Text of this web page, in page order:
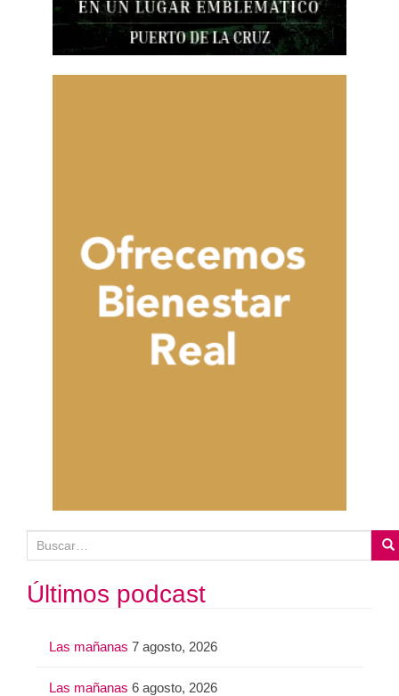
u
s
c
Últimos podcast
Las mañanas 7 agosto, 2026
Las mañanas 6 agosto, 2026